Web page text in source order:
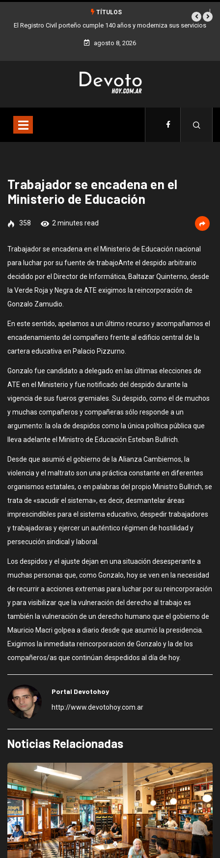
TÍTULOS
El Registro Civil porteño cumple 140 años y moderniza sus servicios
agosto 8, 2026
Trabajador se encadena en el
Ministerio de Educación
358 2 minutes read
Trabajador se encadena en el Ministerio de Educación nacional
para luchar por su fuente de trabajoAnte el despido arbitrario
decidido por el Director de Informática, Baltazar Quinterno, desde
la Verde Roja y Negra de ATE exigimos la reincorporación de
Gonzalo Zamudio.
En este sentido, apelamos a un último recurso y acompañamos el
encadenamiento del compañero frente al edificio central de la
cartera educativa en Palacio Pizzurno.
Gonzalo fue candidato a delegado en las últimas elecciones de
ATE en el Ministerio y fue notificado del despido durante la
vigencia de sus fueros gremiales. Su despido, como el de muchos
y muchas compañeros y compañeras sólo responde a un
argumento: la ola de despidos como la única política pública que
lleva adelante el Ministro de Educación Esteban Bullrich.
Desde que asumió el gobierno de la Alianza Cambiemos, la
violencia y el maltrato son una práctica constante en diferentes
organismos estatales, o en palabras del propio Ministro Bullrich, se
trata de «sacudir el sistema», es decir, desmantelar áreas
imprescindibles para el sistema educativo, despedir trabajadores
y trabajadoras y ejercer un auténtico régimen de hostilidad y
persecución sindical y laboral.
Los despidos y el ajuste dejan en una situación desesperante a
muchas personas que, como Gonzalo, hoy se ven en la necesidad
de recurrir a acciones extremas para luchar por su reincorporación
y para visibilizar que la vulneración del derecho al trabajo es
también la vulneración de un derecho humano que el gobierno de
Mauricio Macri golpea a diario desde que asumió la presidencia.
Exigimos la inmediata reincorporacion de Gonzalo y la de los
compañeros/as que continúan despedidos al día de hoy.
Portal Devotohoy
http://www.devotohoy.com.ar
Noticias Relacionadas